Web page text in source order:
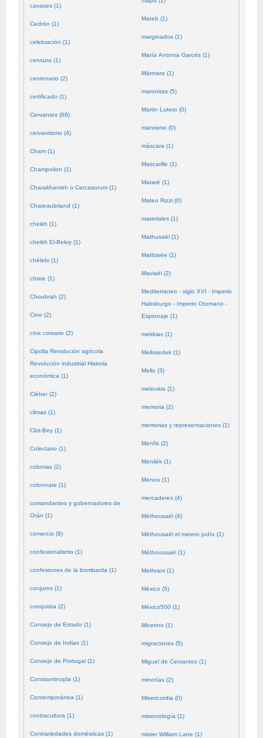
cavases (1)
Cedrón (1)
celebración (1)
censura (1)
centenario (2)
certificado (1)
Cervantes (68)
cervantismo (4)
Cham (1)
Champolion (1)
Charakhanieh o Cercasorum (1)
Chateaubriand (1)
cheikh (1)
cheikh El-Bekry (1)
chélebi (1)
chiste (1)
Choubrah (2)
Cine (2)
cine corsario (2)
Cipolla Revolución agrícola
Revolución industrial Historia
económica (1)
Cléber (2)
climas (1)
Clot-Bey (1)
Colectario (1)
colonias (2)
colonnate (1)
comandantes y gobernadores de
Orán (1)
comercio (9)
confesionalismo (1)
confesiones de la bombarda (1)
conjuros (1)
conquista (2)
Consejo de Estado (1)
Consejo de Indias (1)
Consejo de Portugal (1)
Constantinopla (1)
Contemporánea (1)
contracultura (1)
Contrariedades domésticas (1)
Mareb (1)
marginados (1)
María Antonia Garcés (1)
Mármara (1)
maronitas (5)
Martin Lutero (0)
marxismo (0)
máscara (1)
Mascarille (1)
Mataré (1)
Mateo Rizzi (0)
materiales (1)
Mathusaël (1)
Matttarée (1)
Maviaël (2)
Mediterraneo - siglo XVI - Imperio
Habsburgo - Imperio Otomano -
Espionaje (1)
mekkias (1)
Melkisedek (1)
Mello (3)
meloukia (1)
memoria (2)
memorias y representaciones (1)
Menfis (2)
Menilék (1)
Menou (1)
mercaderes (4)
Méthousaël (4)
Méthousaël el minero judío (1)
Méthoussaël (1)
Methram (1)
México (5)
México500 (1)
Micerino (1)
migraciones (5)
Miguel de Cervantes (1)
minorías (2)
Misericordia (0)
misionología (1)
mister William Lane (1)